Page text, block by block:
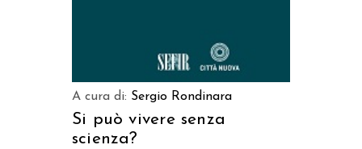
A cura di: Sergio Rondinara
Si può vivere senza
scienza?